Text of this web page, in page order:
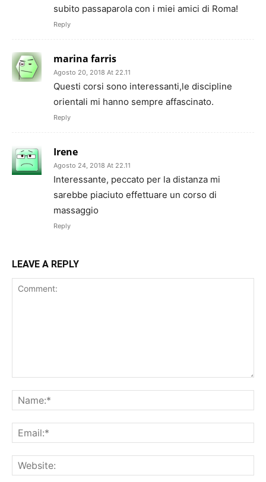
subito passaparola con i miei amici di Roma!
Reply
marina farris
Agosto 20, 2018 At 22.11
Questi corsi sono interessanti,le discipline
orientali mi hanno sempre affascinato.
Reply
Irene
Agosto 24, 2018 At 22.11
Interessante, peccato per la distanza mi
sarebbe piaciuto effettuare un corso di
massaggio
Reply
LEAVE A REPLY